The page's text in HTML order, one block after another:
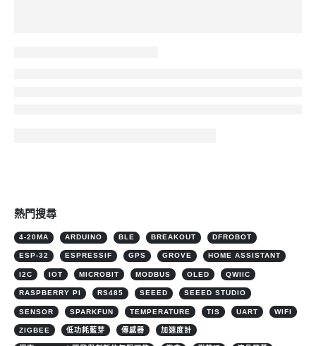
熱門搜尋
4-20MA ARDUINO BLE BREAKOUT DFROBOT
ESP-32 ESPRESSIF GPS GROVE HOME ASSISTANT
I2C IOT MICROBIT MODBUS OLED QWIIC
RASPBERRY PI RS485 SEEED SEEED STUDIO
SENSOR SPARKFUN TEMPERATURE TIS UART WIFI
ZIGBEE 低功耗藍芽 傳感器 加速度計